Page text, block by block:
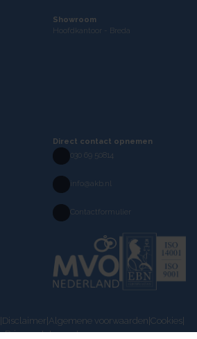
Showroom
Hoofdkantoor - Breda
Direct contact opnemen
030 69 50814
info@akb.nl
Contactformulier
Disclaimer Algemene voorwaarden Cookies|
Privacy statement